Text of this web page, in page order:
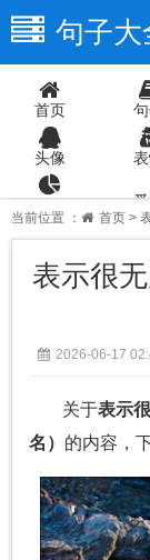
句子大
首页
头像
当前位置 ： 首页 >
表示很
2026-06-17
关于表示
名） 的内容，